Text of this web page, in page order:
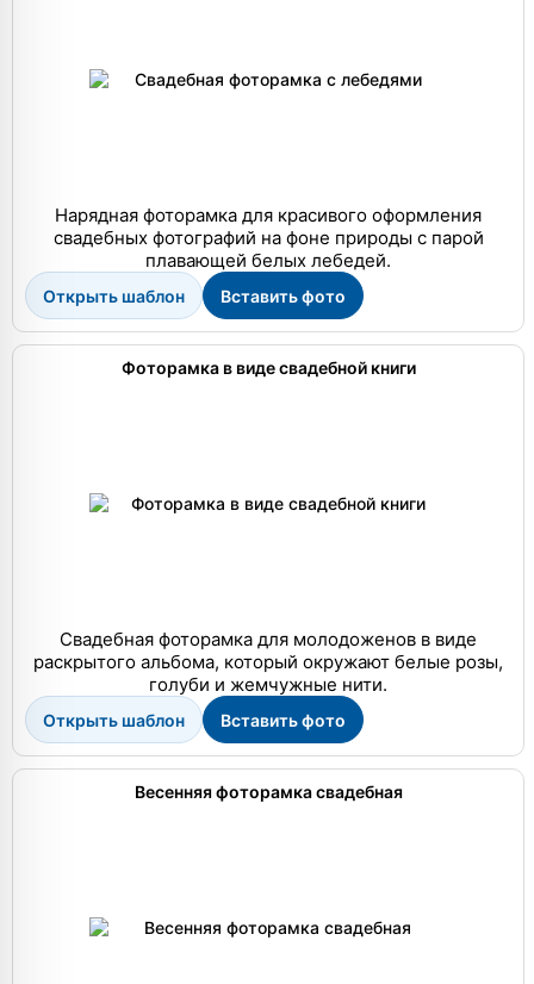
Нарядная фоторамка для красивого оформления
свадебных фотографий на фоне природы с парой
плавающей белых лебедей.
Открыть шаблон Вставить фото
Фоторамка в виде свадебной книги
Свадебная фоторамка для молодоженов в виде
раскрытого альбома, который окружают белые розы,
голуби и жемчужные нити.
Открыть шаблон Вставить фото
Весенняя фоторамка свадебная